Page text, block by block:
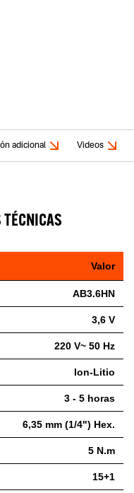
adicional Videos
Valor
AB3.6HN
3,6 V
220 V~ 50 Hz
Ion-Litio
3 - 5 horas
6,35 mm (1/4") Hex.
5 N.m
15+1